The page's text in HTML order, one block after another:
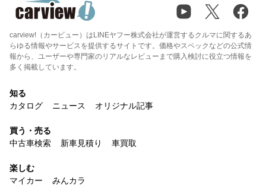
carview!（カービュー）はLINEヤフー株式会社が運営するクルマに関するあ
らゆる情報やサービスを提供するサイトです。価格やスペックなどの公式情
報から、ユーザーや専門家のリアルなレビューまで購入検討に役立つ情報を
多く掲載しています。
知る
カタログ
ニュース オリジナル記事
買う・売る
中古車検索
新車見積り 車買取
楽しむ
マイカー
みんカラ